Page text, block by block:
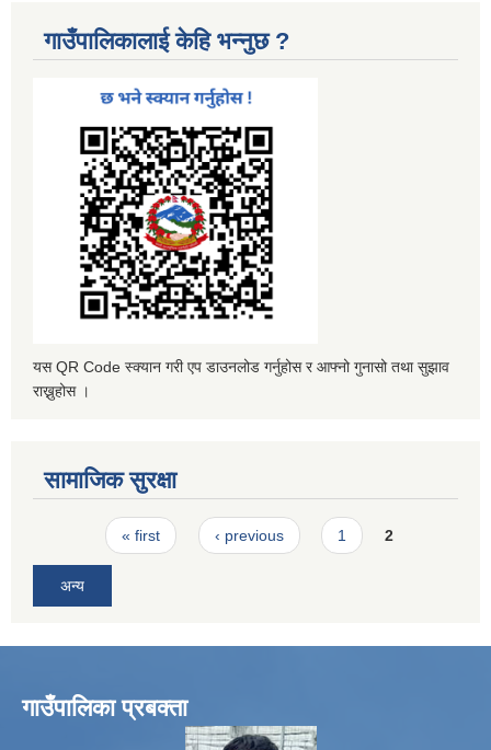
गाउँपालिकालाई केहि भन्नुछ ?
यस QR Code स्क्यान गरी एप डाउनलोड गर्नुहोस र आफ्नो गुनासो तथा सुझाव
राख्नुहोस ।
सामाजिक सुरक्षा
Pages« first ‹ previous 1 2
अन्य
गाउँपालिका प्रबक्ता